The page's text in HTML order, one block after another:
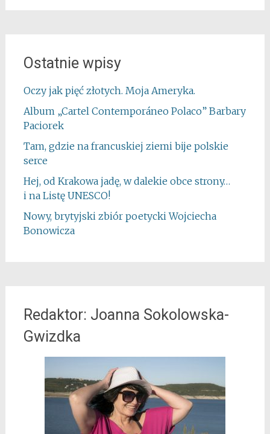
Ostatnie wpisy
Oczy jak pięć złotych. Moja Ameryka.
Album „Cartel Contemporáneo Polaco” Barbary
Paciorek
Tam, gdzie na francuskiej ziemi bije polskie
serce
Hej, od Krakowa jadę, w dalekie obce strony…
i na Listę UNESCO!
Nowy, brytyjski zbiór poetycki Wojciecha
Bonowicza
Redaktor: Joanna Sokolowska-
Gwizdka